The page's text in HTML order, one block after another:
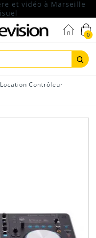
0
Location Contrôleur